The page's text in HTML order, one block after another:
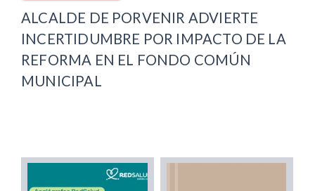
ALCALDE DE PORVENIR ADVIERTE
INCERTIDUMBRE POR IMPACTO DE LA
REFORMA EN EL FONDO COMÚN
MUNICIPAL